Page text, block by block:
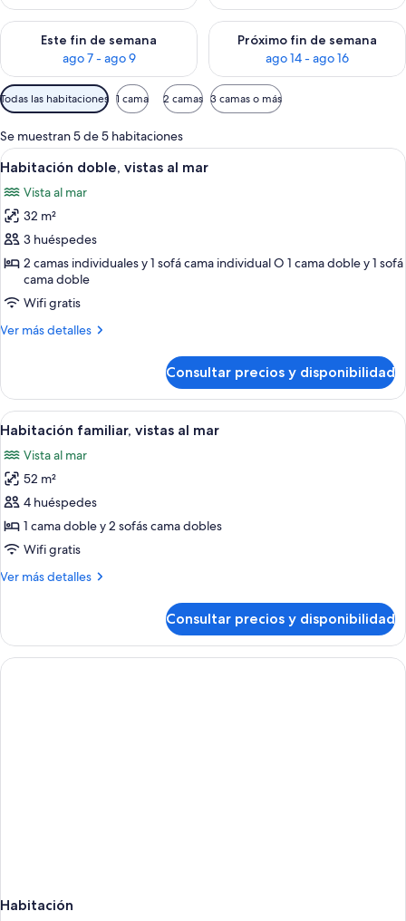
Este fin de semana
ago 7 - ago 9
Consulta la disponibilidad para este fin de semana, ago 7 -
Próximo fin de semana
ago 14 - ago 16
Consulta la disponibilidad
Filtros
disponibles
para
las
habitaciones
Todas las habitaciones 1 cama 2 camas 3 camas o más
Se muestran 5 de 5 habitaciones
Abrir
todas
las
fotos
de
Habitación
doble,
vistas
al
Habitación de hotel con una cama
8
Habitación doble, vistas al mar
Vista al mar
32 m²
3 huéspedes
2 camas individuales y 1 sofá cama individual O 1 cama doble y 1 sofá
cama doble
Wifi gratis
Ver más detalles
Más
doble,
vistas
al
Consultar precios y disponibilidad
Abrir
todas
las
fotos
de
Habitación
familiar,
al
Habitación familiar, vistas al mar |
13
Habitación familiar, vistas al mar
Vista al mar
52 m²
4 huéspedes
1 cama doble y 2 sofás cama dobles
Wifi gratis
Ver más detalles
Más
familiar,
vistas
al
Consultar precios y disponibilidad
Habitación